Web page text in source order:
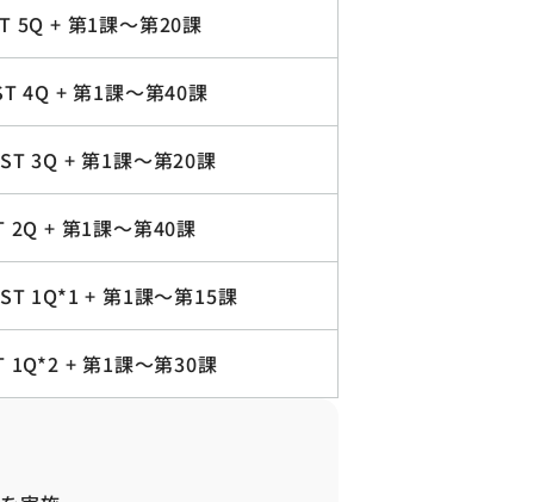
5Q + 第1課～第20課
4Q + 第1課～第40課
3Q + 第1課～第20課
2Q + 第1課～第40課
1Q*1 + 第1課～第15課
1Q*2 + 第1課～第30課